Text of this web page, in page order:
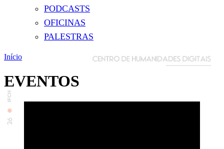
PODCASTS
OFICINAS
PALESTRAS
Início
EVENTOS